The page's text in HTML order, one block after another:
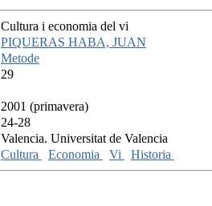
Cultura i economia del vi
PIQUERAS HABA, JUAN
Metode
29
2001 (primavera)
24-28
Valencia. Universitat de Valencia
Cultura Economia Vi Historia